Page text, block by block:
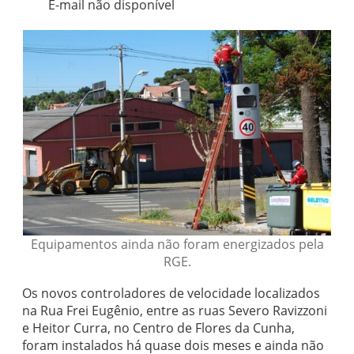
E-mail não disponível
Equipamentos ainda não foram energizados pela
RGE.
Os novos controladores de velocidade localizados
na Rua Frei Eugênio, entre as ruas Severo Ravizzoni
e Heitor Curra, no Centro de Flores da Cunha,
foram instalados há quase dois meses e ainda não